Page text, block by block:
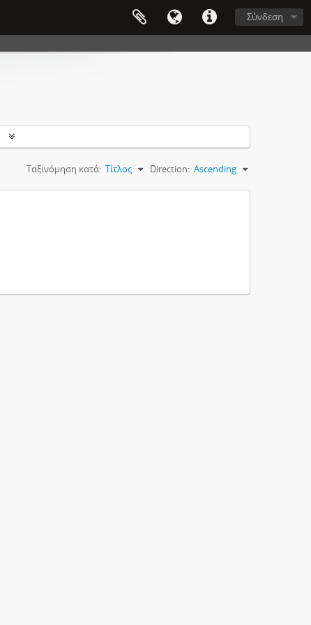
Σύνδεση
Ταξινόμηση κατά: Τίτλος Direction: Ascending